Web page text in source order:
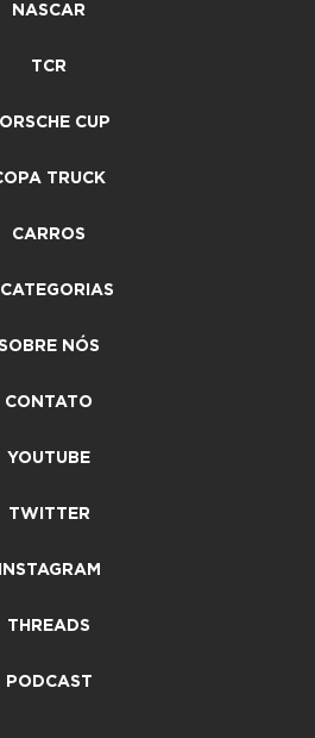
NASCAR
TCR
CUP
TRUCK
CARROS
NÓS
CONTATO
YOUTUBE
TWITTER
INSTAGRAM
THREADS
PODCAST